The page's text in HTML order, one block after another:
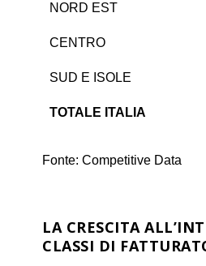
NORD EST
CENTRO
SUD E ISOLE
TOTALE ITALIA
Fonte: Competitive Data
LA CRESCITA
CLASSI DI